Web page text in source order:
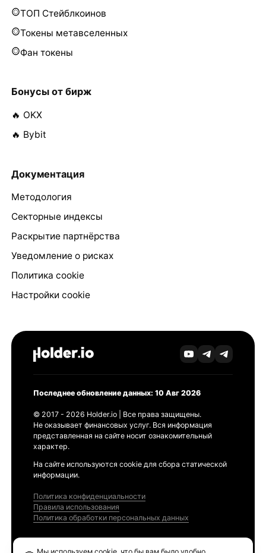
ТОП Стейблкоинов
Токены метавселенных
Фан токены
Бонусы от бирж
🔥 OKX
🔥 Bybit
Документация
Методология
Секторные индексы
Раскрытие партнёрства
Уведомление о рисках
Политика cookie
Настройки cookie
Последнее обновление данных: 10 Авг 2026
© 2017 - 2026 Holder.io | Все права защищены.
Не оказывает финансовых услуг. Вся информация
представленная на сайте носит ознакомительный
характер.
На сайте используются cookie для сбора статической
информации.
Политика конфиденциальности
Правила использования
Политика обработки персональных данных